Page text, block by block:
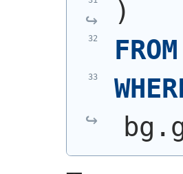
)
FROM